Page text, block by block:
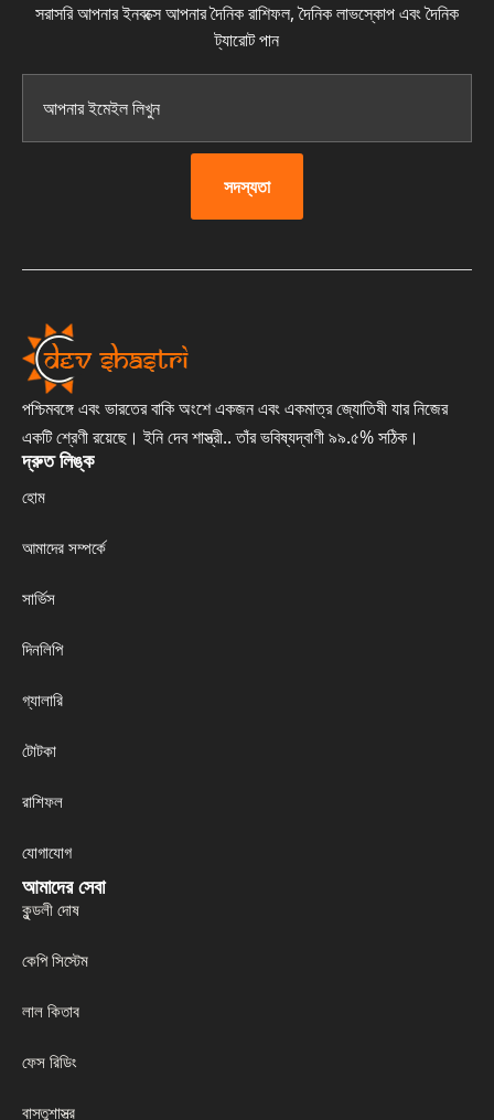
সরাসরি আপনার ইনবক্সে আপনার দৈনিক রাশিফল, দৈনিক লাভস্কোপ এবং দৈনিক
ট্যারোট পান
সদস্যতা
পশ্চিমবঙ্গে এবং ভারতের বাকি অংশে একজন এবং একমাত্র জ্যোতিষী যার নিজের
একটি শ্রেণী রয়েছে। ইনি দেব শাস্ত্রী.. তাঁর ভবিষ্যদ্বাণী ৯৯.৫% সঠিক।
দ্রুত লিঙ্ক
হোম
আমাদের সম্পর্কে
সার্ভিস
দিনলিপি
গ্যালারি
টোটকা
রাশিফল
যোগাযোগ
আমাদের সেবা
কুন্ডলী দোষ
কেপি সিস্টেম
লাল কিতাব
ফেস রিডিং
বাস্তুশাস্ত্র